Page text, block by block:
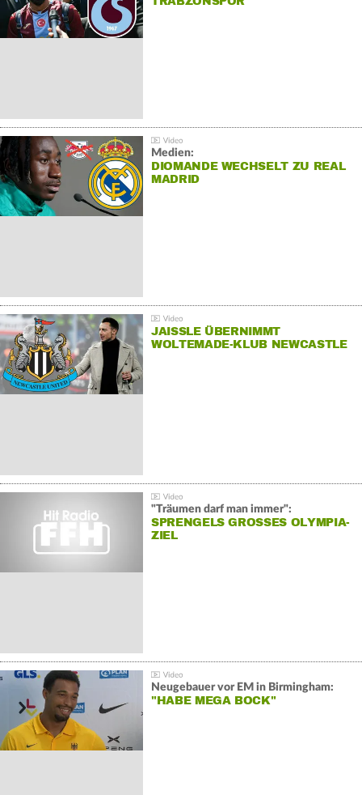
Medien:
DIOMANDE WECHSELT ZU REAL
MADRID
JAISSLE ÜBERNIMMT
WOLTEMADE-KLUB NEWCASTLE
"Träumen darf man immer":
SPRENGELS GROSSES OLYMPIA-Z
IEL
Neugebauer vor EM in Birmingham:
"HABE MEGA BOCK"